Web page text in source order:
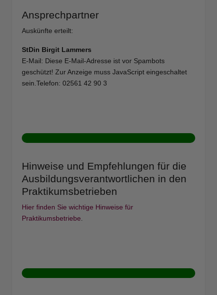
Ansprechpartner
Auskünfte erteilt:
StDin Birgit Lammers
E-Mail: Diese E-Mail-Adresse ist vor Spambots
geschützt! Zur Anzeige muss JavaScript eingeschaltet
sein.Telefon: 02561 42 90 3
Hinweise und Empfehlungen für die
Ausbildungsverantwortlichen in den
Praktikumsbetrieben
Hier finden Sie wichtige Hinweise für
Praktikumsbetriebe.